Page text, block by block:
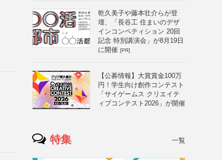
乾久美子や藤本壮介らが登
壇、「長谷工 住まいのデザ
インコンペティション 20回
記念 特別講演会」が8月19日
に開催 [PR]
【公募情報】大賞賞金100万
円！学生向け創作コンテスト
「サイゲームス クリエイテ
ィブコンテスト2026」が開催
特集 一覧